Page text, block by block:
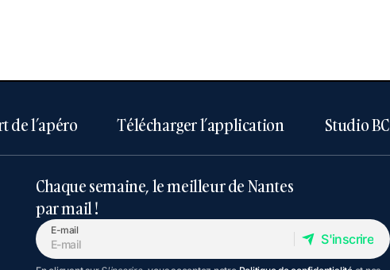
de l’apéro Télécharger l’application Studio BC
Chaque semaine, le meilleur de Nantes
par mail !
E-mail
S'inscrire
S'inscrire